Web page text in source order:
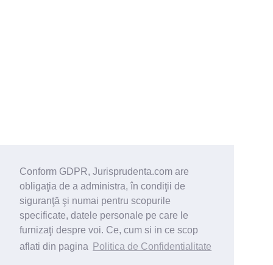
Conform GDPR, Jurisprudenta.com are
obligaţia de a administra, în condiţii de
siguranţă şi numai pentru scopurile
specificate, datele personale pe care le
furnizaţi despre voi. Ce, cum si in ce scop
aflati din pagina
Politica de Confidentialitate